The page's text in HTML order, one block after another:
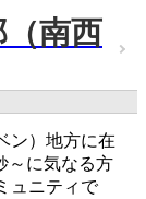
（南西
ン）地方に在
～に気なる方
ュニティで